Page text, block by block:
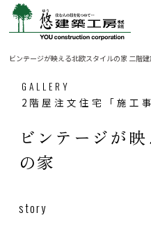
ビンテージが映える北欧スタイルの家 二階
GALLERY
2階屋注文住宅「施工
ビンテージが
の家
story